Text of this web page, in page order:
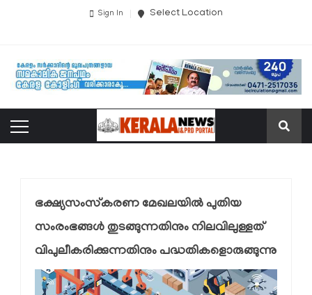
Sign In Select Location
ഭക്ഷ്യസംസ്‌കരണ മേഖലയില്‍ പുതിയ
സംരംഭങ്ങള്‍ തുടങ്ങുന്നതിനും നിലവിലുള്ളത്
വിപുലീകരിക്കുന്നതിനും പദ്ധതികളൊരുങ്ങുന്നു